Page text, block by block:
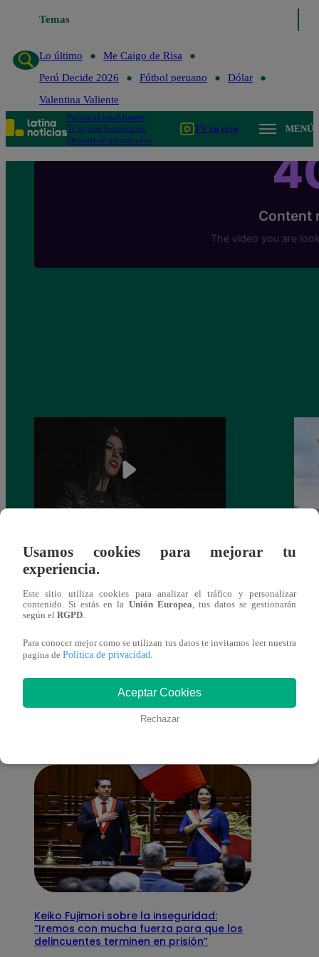
Temas
Lo último
Me Caigo de Risa
Perú Decide 2026
Fútbol peruano
Dólar
Valentina Valiente
PolíticaLimaMundo
Te ayudoTendencias
DeportesEspectáculos
TV en vivo MENÚ
¿Yahaira Plasencia y Maritza Rodríguez
más unidas que nunca?
También te puede
interesar
Keiko Fujimori sobre la inseguridad:
“Iremos con mucha fuerza para que los
delincuentes terminen en prisión”
Usamos cookies para mejorar tu
experiencia.
Este sitio utiliza cookies para analizar el tráfico y personalizar
contenido. Si estás en la Unión Europea, tus datos se gestionarán
según el RGPD.
Para conocer mejor como se utilizan tus datos te invitamos leer nuestra
pagina de Política de privacidad.
Aceptar Cookies
Rechazar